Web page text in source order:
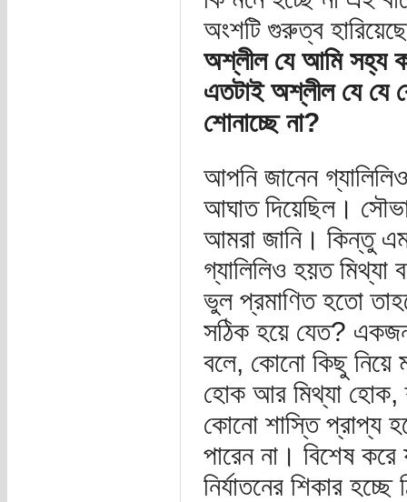
অংশটি গুরুত্ব
অশ্লীল যে আমি সহ্য
এতটাই অশ্লীল যে
শোনাচ্ছে না?
আপনি জানেন
আঘাত দিয়েছিল।
আমরা জানি। কিন্তু
গ্যালিলিও হয়ত
ভুল প্রমাণিত হতো
সঠিক হয়ে যেত?
বলে, কোনো কিছু
হোক আর মিথ্যা হোক,
কোনো শাস্তি প্রাপ্য
পারেন না। বিশেষ
নির্যাতনের শিকার